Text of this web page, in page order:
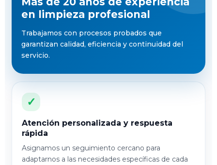
en limpieza profesional
Trabajamos con procesos probados que
garantizan calidad, eficiencia y continuidad del
servicio.
✓
Atención personalizada y respuesta
rápida
Asignamos un seguimiento cercano para
adaptarnos a las necesidades específicas de cada